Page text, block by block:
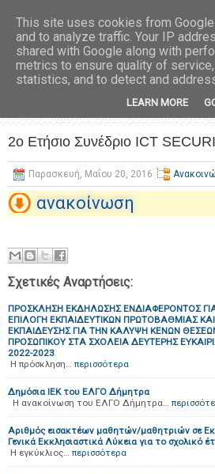
2ο Ετήσιο Συνέδριο ICT
Παρασκευή, Μαΐου 20, 2016
ανακοίνωση
Σχετικές Αναρτήσεις:
ΠΡΟΣΚΛΗΣΗ ΕΚΔΗΛΩΣΗΣ ΕΝΔΙΑΦΕΡΟΝΤΟΣ
ΕΠΙΛΟΓΗ ΕΚΠΑΙΔΕΥΤΙΚΩΝ ΠΡΩΤΟΒΑΘΜΙΑΣ
ΕΚΠΑΙΔΕΥΣΗΣ ΓΙΑ ΤΗΝ ΚΑΛΥΨΗ ΚΕΝΩΝ
ΠΡΟΣΩΠΙΚΟΥ ΣΤΑ ΣΧΟΛΕΙΑ ΔΕΥΤΕΡΗΣ
2022-2023
Η πρόσκληση… περισσότερα
Δημόσια ΙΕΚ του ΕΛΓΟ Δήμητρα
Η ανακοίνωση του ΕΛΓΟ Δήμητρα…
Αριθμός εισακτέων μαθητών/μαθητριών σε
Γενικά Εκκλησιαστικά Λύκεια για το σχολικό
Η εγκύκλιος… περισσότερα
This site uses cookies from
and to analyze traffic. Your IP
shared with Google along with
metrics to ensure quality of
statistics, and to detect and
LEARN MORE